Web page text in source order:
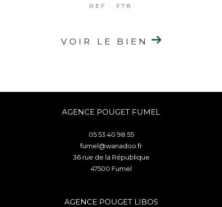
REF : F78
VOIR LE BIEN
AGENCE POUGET FUMEL
05 53 40 98 55
fumel@wanadoo.fr
36 rue de la République
47500
fumel
AGENCE POUGET LIBOS